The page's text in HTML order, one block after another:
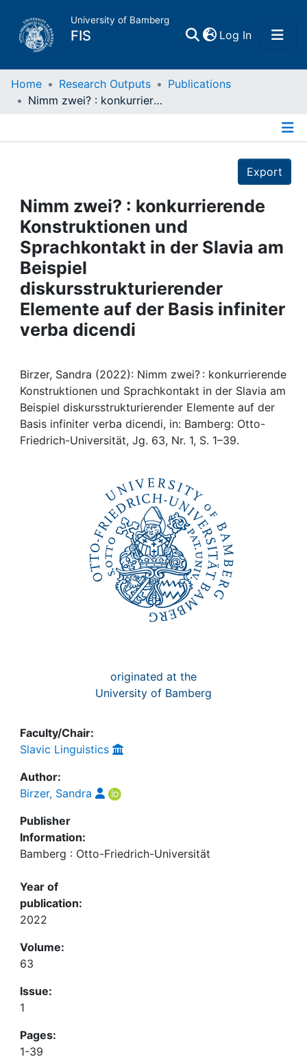
University of Bamberg
FIS Log In(current)
Home
People
Institutions
Awards
Help
Home Research Outputs
Publications
Nimm zwei? : konkurrierende Konstruktionen und Sprachkontakt in der Slavia am Beispiel diskursstrukturierender Elemente auf der Basis infiniter verba dicendi
Export
Nimm zwei? : konkurrierende
Konstruktionen und
Sprachkontakt in der Slavia am
Beispiel
diskursstrukturierender
Elemente auf der Basis infiniter
verba dicendi
Birzer, Sandra (2022): Nimm zwei? : konkurrierende
Konstruktionen und Sprachkontakt in der Slavia am
Beispiel diskursstrukturierender Elemente auf der
Basis infiniter verba dicendi, in: Bamberg: Otto-
Friedrich-Universität, Jg. 63, Nr. 1, S. 1–39.
originated at the
University of Bamberg
Faculty/Chair:
Slavic Linguistics
Author:
Birzer, Sandra
Publisher
Information:
Bamberg : Otto-Friedrich-Universität
Year of
publication:
2022
Volume:
63
Issue:
1
Pages:
1-39